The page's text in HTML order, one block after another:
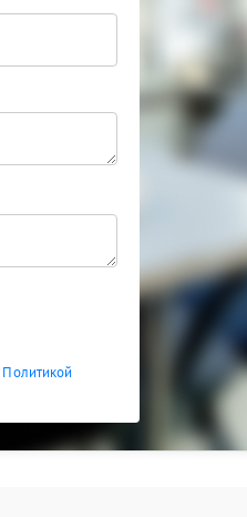
Политикой